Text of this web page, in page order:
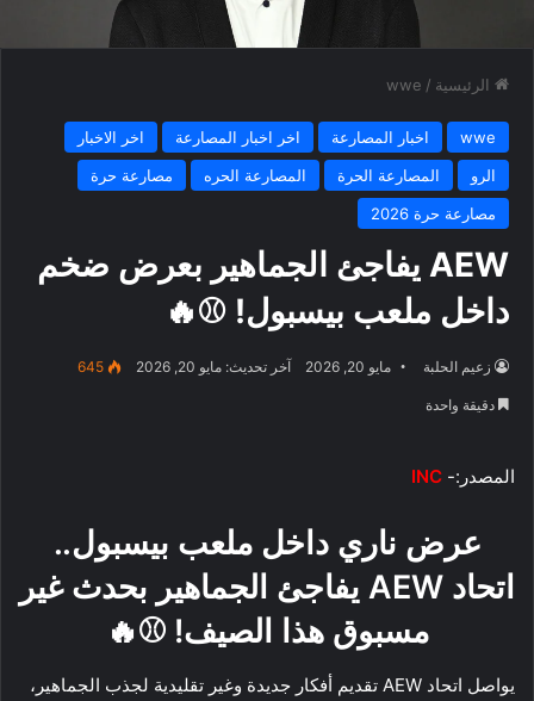
الرئيسية /
wwe
wwe اخبار المصارعة اخر اخبار المصارعة
اخر الاخبار
الرو
المصارعة الحرة المصارعة الحره
مصارعة حرة
مصارعة حرة 2026
AEW يفاجئ الجماهير بعرض ضخم
داخل ملعب بيسبول! ⚾🔥
زعيم الحلبة مايو 20, 2026 آخر تحديث: مايو 20, 2026 645
دقيقة واحدة
المصدر:- INC
عرض ناري داخل ملعب بيسبول..
اتحاد AEW يفاجئ الجماهير بحدث غير
مسبوق هذا الصيف! ⚾🔥
يواصل اتحاد AEW تقديم أفكار جديدة وغير تقليدية لجذب الجماهير،